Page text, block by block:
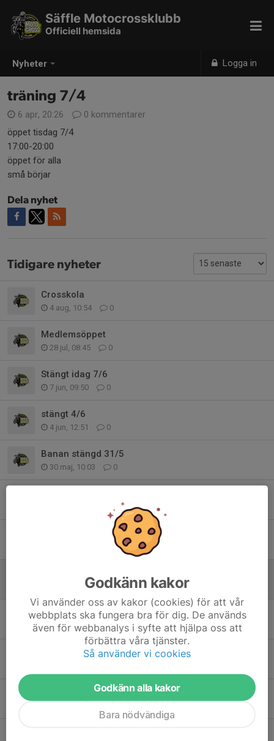
Nyheter Logga in
Säffle Motocrossklubb
Officiell hemsida
träning 7/4
6 apr, 20:26
0 kommentarer
öppet tisdag 7/4
17:00-20:00
öppet för alla
små börjar
Dela nyhet
Tidigare nyheter
Crosskola
4 aug, 10:54 0
Medlemsöppet
28 jul, 08:45 0
Stängt idag 7/6
7 jun, 09:50 0
stängt 4/6
4 jun, 12:51 0
Banan stängd 31/5
30 maj, 10:03 0
Träning 12/4 13:00-17:00
0
6 apr, 20:26 0
PÅSKÖPPET
4 apr, 12:24 0
Premiär öppning
Beställning tröjor
Godkänn kakor
Vi använder oss av kakor (cookies) för att vår
webbplats ska fungera bra för dig. De används
även för webbanalys i syfte att hjälpa oss att
förbättra våra tjänster.
Så använder vi cookies
Godkänn alla kakor
Bara nödvändiga